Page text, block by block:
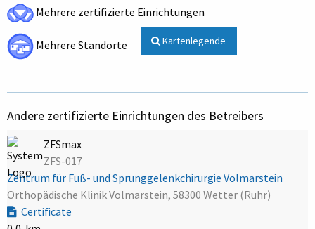
Mehrere zertifizierte Einrichtungen
Mehrere Standorte Kartenlegende
Andere zertifizierte Einrichtungen des Betreibers
ZFSmax
ZFS-017
Zentrum für Fuß- und Sprunggelenkchirurgie Volmarstein
Orthopädische Klinik Volmarstein, 58300 Wetter (Ruhr)
Certificate